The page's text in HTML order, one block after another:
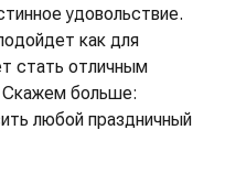
удовольствие.
как для
стать отличным
Скажем больше:
любой праздничный